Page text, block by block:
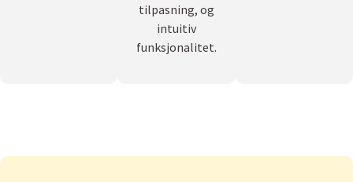
tilpasning, og
intuitiv
funksjonalitet.